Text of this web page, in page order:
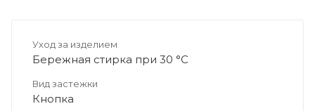
Уход за изделием
Бережная стирка при 30 °C
Вид застежки
Кнопка